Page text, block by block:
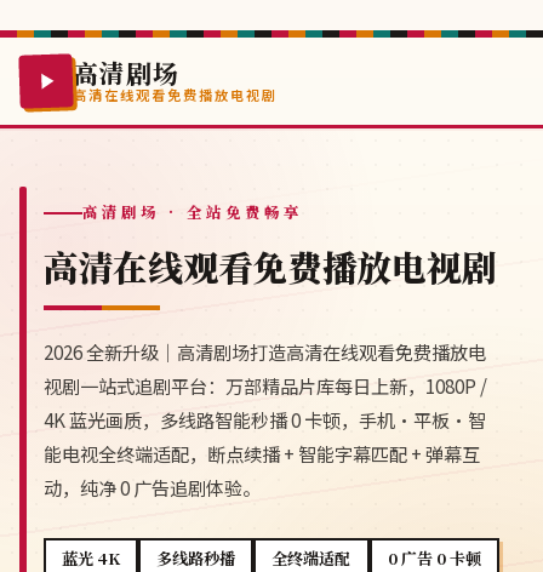
高清剧场
高清在线观看免费播放电视剧
高清剧场 · 全站免费畅享
高清在线观看免费播放电视剧
2026 全新升级｜高清剧场打造高清在线观看免费播放电
视剧一站式追剧平台：万部精品片库每日上新，1080P /
4K 蓝光画质，多线路智能秒播 0 卡顿，手机·平板·智
能电视全终端适配，断点续播 + 智能字幕匹配 + 弹幕互
动，纯净 0 广告追剧体验。
蓝光 4K 多线路秒播 全终端适配 0 广告 0 卡顿